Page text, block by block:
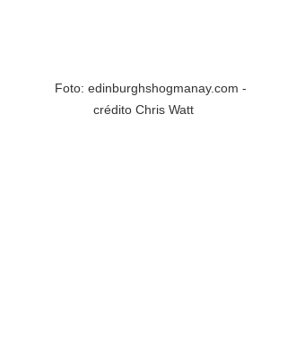
crédito Chris Watt